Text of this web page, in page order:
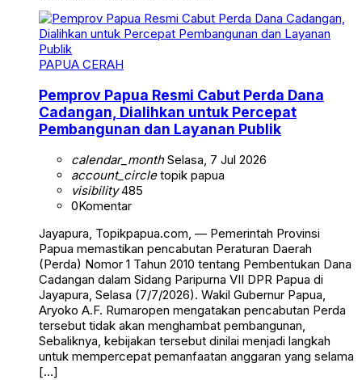
PAPUA CERAH
Pemprov Papua Resmi Cabut Perda Dana
Cadangan, Dialihkan untuk Percepat
Pembangunan dan Layanan Publik
calendar_monthSelasa, 7 Jul 2026
account_circletopik papua
visibility485
0Komentar
Jayapura, Topikpapua.com, — Pemerintah Provinsi
Papua memastikan pencabutan Peraturan Daerah
(Perda) Nomor 1 Tahun 2010 tentang Pembentukan Dana
Cadangan dalam Sidang Paripurna VII DPR Papua di
Jayapura, Selasa (7/7/2026). Wakil Gubernur Papua,
Aryoko A.F. Rumaropen mengatakan pencabutan Perda
tersebut tidak akan menghambat pembangunan,
Sebaliknya, kebijakan tersebut dinilai menjadi langkah
untuk mempercepat pemanfaatan anggaran yang selama
[…]